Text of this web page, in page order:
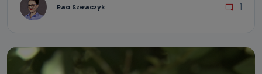
Ewa Szewczyk 1